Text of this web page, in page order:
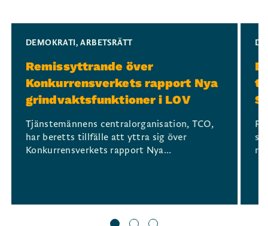
DEMOKRATI,ARBETSRÄTT
Remissyttrande över
Konkurrensverkets rapport Nya
grindvaktsfunktioner i LOV
Tjänstemännens centralorganisation, TCO,
har beretts tillfälle att yttra sig över
Konkurrensverkets rapport Nya...